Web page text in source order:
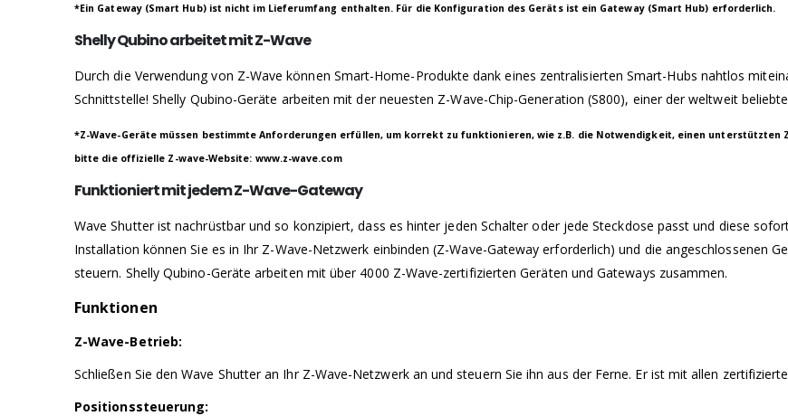
*Ein Gateway (Smart Hub) ist nicht im Lieferumfang enthalten. Für die Konfiguration des Geräts ist ein Gateway (Smart Hub) erforderlich.
Shelly Qubino arbeitet mit Z-Wave
Durch die Verwendung von Z-Wave können Smart-Home-Produkte dank eines zentralisierten Smart-Hubs nahtlos
Schnittstelle! Shelly Qubino-Geräte arbeiten mit der neuesten Z-Wave-Chip-Generation (S800), einer der weltweit
*Z-Wave-Geräte müssen bestimmte Anforderungen erfüllen, um korrekt zu funktionieren, wie z.B. die Notwendigkeit, einen unterstützten
bitte die offizielle Z-wave-Website: www.z-wave.com
Funktioniert mit jedem Z-Wave-Gateway
Wave Shutter ist nachrüstbar und so konzipiert, dass es hinter jeden Schalter oder jede Steckdose passt und diese
Installation können Sie es in Ihr Z-Wave-Netzwerk einbinden (Z-Wave-Gateway erforderlich) und die angeschlossenen
steuern. Shelly Qubino-Geräte arbeiten mit über 4000 Z-Wave-zertifizierten Geräten und Gateways zusammen.
Funktionen
Z-Wave-Betrieb:
Schließen Sie den Wave Shutter an Ihr Z-Wave-Netzwerk an und steuern Sie ihn aus der Ferne. Er ist mit allen
Positionssteuerung: